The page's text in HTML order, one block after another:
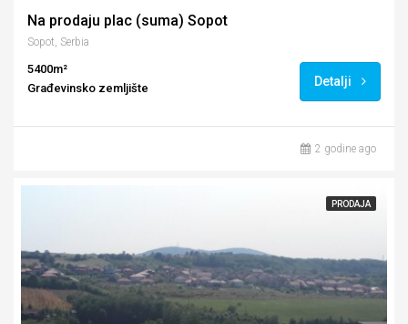
Na prodaju plac (suma) Sopot
Sopot, Serbia
5400m²
Građevinsko zemljište
Detalji
2 godine ago
PRODAJA